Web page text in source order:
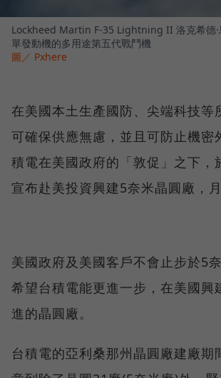
Lockheed Martin F-35 Lightning II 洛克希德·
單發動機的多用途第五代戰鬥機
圖／ Pxhere
在美國本土生產國防、尖端科技等
可確保供應無慮，並且可防止機密
積電在美國政府的「敦促」之下，
宣布赴美投資興建5奈米晶圓廠，月
美國政府及美國客戶不會止步於5
希望台積電能更進一步，在美國興
進的晶圓廠。
台積電的亞利桑那州晶圓廠建廠期